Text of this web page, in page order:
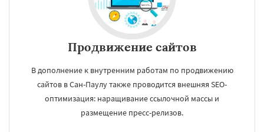
Продвижение сайтов
В дополнение к внутренним работам по продвижению
сайтов в Сан-Паулу также проводится внешняя SEO-
оптимизация: наращивание ссылочной массы и
размещение пресс-релизов.